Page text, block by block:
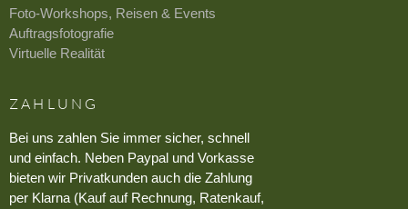
Foto-Workshops, Reisen & Events
Auftragsfotografie
Virtuelle Realität
ZAHLUNG
Bei uns zahlen Sie immer sicher, schnell
und einfach. Neben Paypal und Vorkasse
bieten wir Privatkunden auch die Zahlung
per Klarna (Kauf auf Rechnung, Ratenkauf,